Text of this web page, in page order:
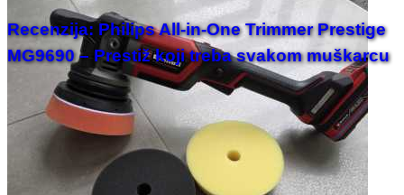
Recenzija: Philips All-in-One Trimmer Prestige
MG9690 – Prestiž koji treba svakom muškarcu